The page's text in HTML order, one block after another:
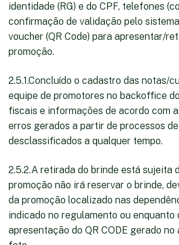
identidade (RG) e do CPF, telefones
confirmação de validação pelo
voucher (QR Code) para apresentar/
promoção.
2.5.1.Concluído o cadastro das notas/
equipe de promotores no backoffice
fiscais e informações de acordo com
erros gerados a partir de processos
desclassificados a qualquer tempo.
2.5.2.A retirada do brinde está sujeita
promoção não irá reservar o brinde,
da promoção localizado nas
indicado no regulamento ou
apresentação do QR CODE gerado